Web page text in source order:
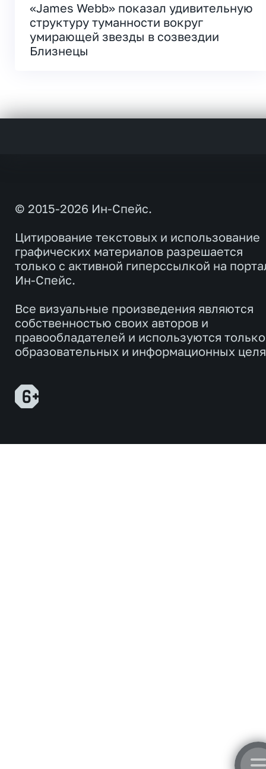
«James Webb» показал удивительную
структуру туманности вокруг
умирающей звезды в созвездии
Близнецы
© 2015-2026 Ин-Спейс.
Цитирование текстовых и использование
графических материалов разрешается
только с активной гиперссылкой на
Ин-Спейс.
Все визуальные произведения являются
собственностью своих авторов и
правообладателей и используются
образовательных и информационных